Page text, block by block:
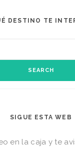
DESTINO TE
SIGUE ESTA WEB
en la caja y te